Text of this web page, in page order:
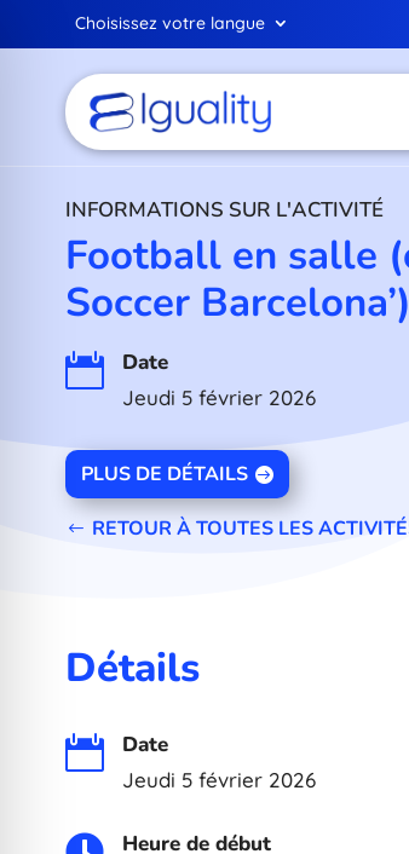
Choisissez votre langue
INFORMATIONS SUR L'ACTIVITÉ
Football en salle
Soccer Barcelona’)
 Date
Jeudi 5 février 2026
PLUS DE DÉTAILS
RETOUR À TOUTES LES
Détails
 Date
Jeudi 5 février 2026
Heure de début